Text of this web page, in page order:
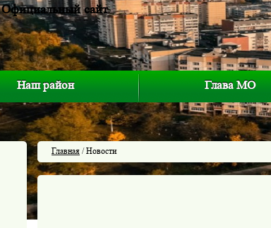
Официальный сайт
Наш район Глава МО
Главная / Новости